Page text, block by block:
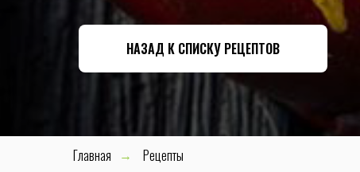
НАЗАД К СПИСКУ РЕЦЕПТОВ
Главная → Рецепты